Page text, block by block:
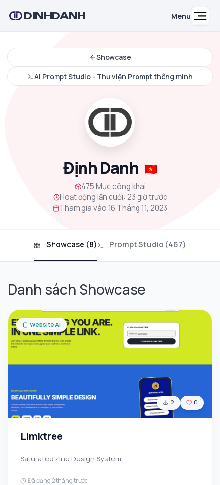
DINHDANH Menu
Showcase
AI Prompt Studio - Thư viện Prompt thông minh
Định Danh
475 Mục công khai
Hoạt động lần cuối: 23 giờ trước
Tham gia vào 16 Tháng 11, 2023
Showcase (8) Prompt Studio (467)
Danh sách Showcase
Website AI
2 0
Limktree
Saturated Zine Design System
Đã đăng 2 tháng trước